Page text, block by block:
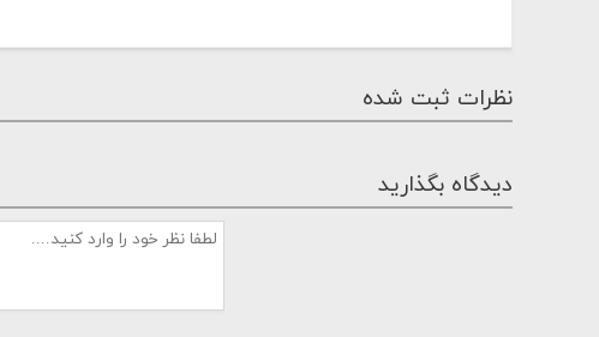
نظرات ثبت شده
دیدگاه بگذارید